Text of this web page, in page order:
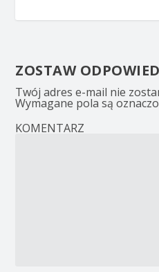
ZOSTAW
Twój adres e-mail nie
Wymagane pola są
KOMENTARZ